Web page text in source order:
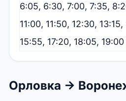
6:05, 6:30, 7:00, 7:35,
11:00, 11:50, 12:30,
15:55, 17:20, 18:05, 19:00
Орловка →